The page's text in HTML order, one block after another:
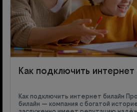
Как подключить интернет
Как подключить интернет билайн
билайн — компания с богатой